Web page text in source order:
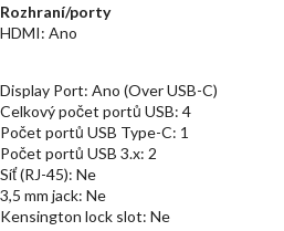
Rozhraní/porty
HDMI: Ano
Display Port: Ano (Over USB-C)
Celkový počet portů USB: 4
Počet portů USB Type-C: 1
Počet portů USB 3.x: 2
Síť (RJ-45): Ne
3,5 mm jack: Ne
Kensington lock slot: Ne